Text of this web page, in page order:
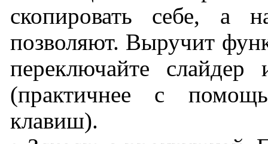
скопировать себе, а
позволяют. Выручит
переключайте
(практичнее с
клавиш).